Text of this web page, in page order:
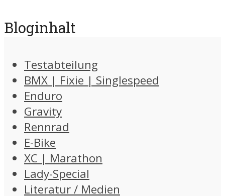
Bloginhalt
Testabteilung
BMX | Fixie | Singlespeed
Enduro
Gravity
Rennrad
E-Bike
XC | Marathon
Lady-Special
Literatur / Medien